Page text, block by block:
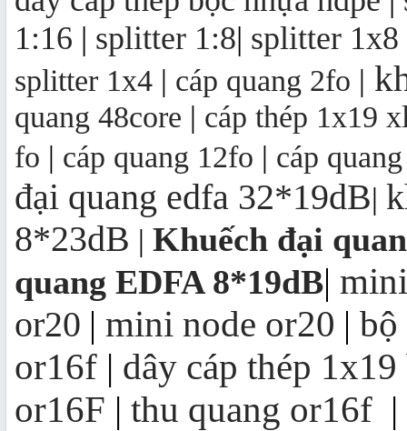
1:16 | splitter 1:8| splitter 1x8
splitter 1x4 | cáp quang 2fo |
quang 48core | cáp thép 1x19
fo | cáp quang 12fo | cáp
đại quang edfa 32*19dB|
8*23dB | Khuếch đại
quang EDFA 8*19dB|
or20 | mini node or20 | bộ
or16f | dây cáp thép
or16F | thu quang or16f |